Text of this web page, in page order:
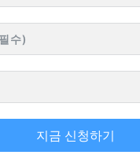
지금 신청하기